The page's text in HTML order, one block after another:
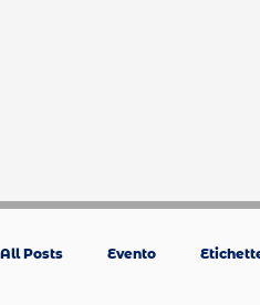
All Posts Evento